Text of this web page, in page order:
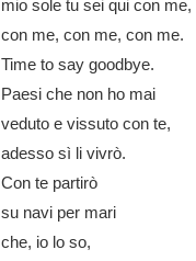
mio sole tu sei qui con me,
con me, con me, con me.
Time to say goodbye.
Paesi che non ho mai
veduto e vissuto con te,
adesso sì li vivrò.
Con te partirò
su navi per mari
che, io lo so,